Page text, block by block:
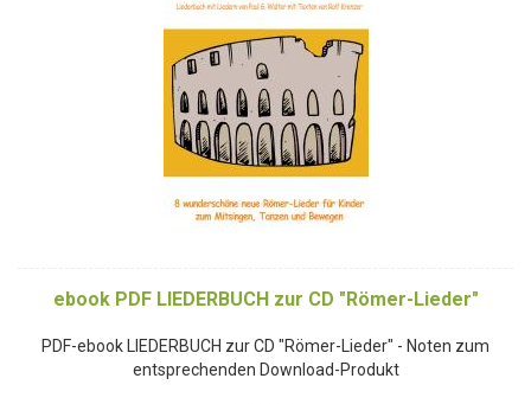
ebook PDF LIEDERBUCH zur CD "Römer-Lieder"
PDF-ebook LIEDERBUCH zur CD "Römer-Lieder" - Noten zum
entsprechenden Download-Produkt